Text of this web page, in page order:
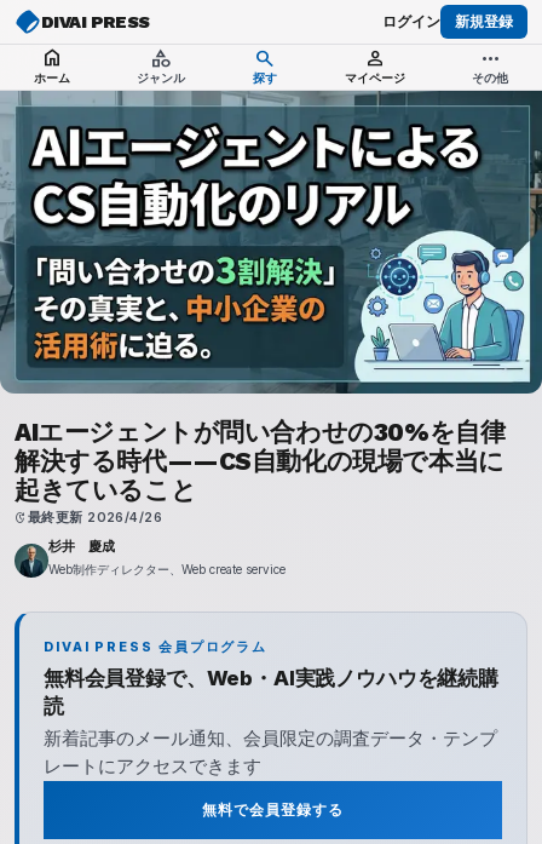
DIVAI PRESS ログイン 新規登録
home
ホーム
category
ジャンル
search
探す
person
マイページ
more_horiz
その他
AIエージェントが問い合わせの30%を自律
解決する時代——CS自動化の現場で本当に
起きていること
update 最終更新 2026/4/26
杉井 慶成
Web制作ディレクター、Web create service
DIVAI PRESS 会員プログラム
無料会員登録で、Web・AI実践ノウハウを継続購
読
新着記事のメール通知、会員限定の調査データ・テンプ
レートにアクセスできます
無料で会員登録する